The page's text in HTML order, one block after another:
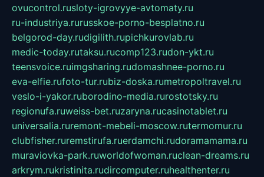
ovucontrol.rusloty-igrovyye-avtomaty.ru
ru-industriya.rurusskoe-porno-besplatno.ru
belgorod-day.rudigilith.rupichkurovlab.ru
medic-today.rutaksu.rucomp123.rudon-ykt.ru
teensvoice.ruimgsharing.rudomashnee-porno.ru
eva-elfie.rufoto-tur.rubiz-doska.rumetropoltravel.ru
veslo-i-yakor.ruborodino-media.rurostotsky.ru
regionufa.ruweiss-bet.ruzaryna.rucasinotablet.ru
universalia.ruremont-mebeli-moscow.rutermomur.ru
clubfisher.ruremstirufa.ruerdamchi.rudoramamama.ru
muraviovka-park.ruworldofwoman.ruclean-dreams.ru
arkrym.rukristinita.rudircomputer.ruhealthenter.ru